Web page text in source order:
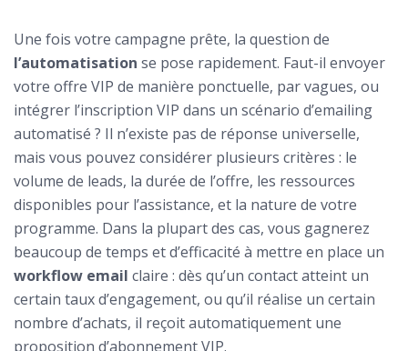
Une fois votre campagne prête, la question de
l’automatisation se pose rapidement. Faut-il envoyer
votre offre VIP de manière ponctuelle, par vagues, ou
intégrer l’inscription VIP dans un scénario d’emailing
automatisé ? Il n’existe pas de réponse universelle,
mais vous pouvez considérer plusieurs critères : le
volume de leads, la durée de l’offre, les ressources
disponibles pour l’assistance, et la nature de votre
programme. Dans la plupart des cas, vous gagnerez
beaucoup de temps et d’efficacité à mettre en place un
workflow email claire : dès qu’un contact atteint un
certain taux d’engagement, ou qu’il réalise un certain
nombre d’achats, il reçoit automatiquement une
proposition d’abonnement VIP.